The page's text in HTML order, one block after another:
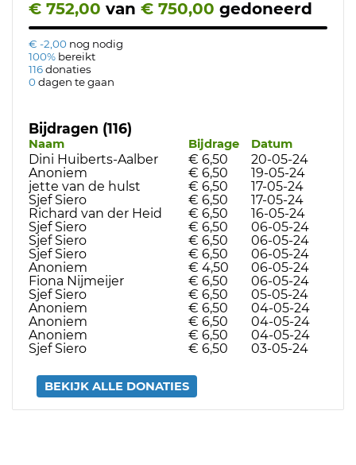
€ 752,00 van € 750,00 gedoneerd
€ -2,00 nog nodig
100% bereikt
116donaties
0dagen te gaan
Bijdragen (116)
Naam Bijdrage Datum
Dini Huiberts-Aalber € 6,50
20-05-24
Anoniem
€ 6,50
19-05-24
jette van de hulst
€ 6,50
17-05-24
Sjef Siero
€ 6,50
17-05-24
Richard van der Heid
€ 6,50
16-05-24
Sjef Siero
€ 6,50
06-05-24
Sjef Siero
€ 6,50
06-05-24
Sjef Siero
€ 6,50
06-05-24
Anoniem
€ 4,50
06-05-24
Fiona Nijmeijer
€ 6,50
06-05-24
Sjef Siero
€ 6,50
05-05-24
Anoniem
€ 6,50
04-05-24
Anoniem
€ 6,50
04-05-24
Anoniem
€ 6,50
04-05-24
Sjef Siero
€ 6,50 03-05-24
BEKIJK ALLE DONATIES